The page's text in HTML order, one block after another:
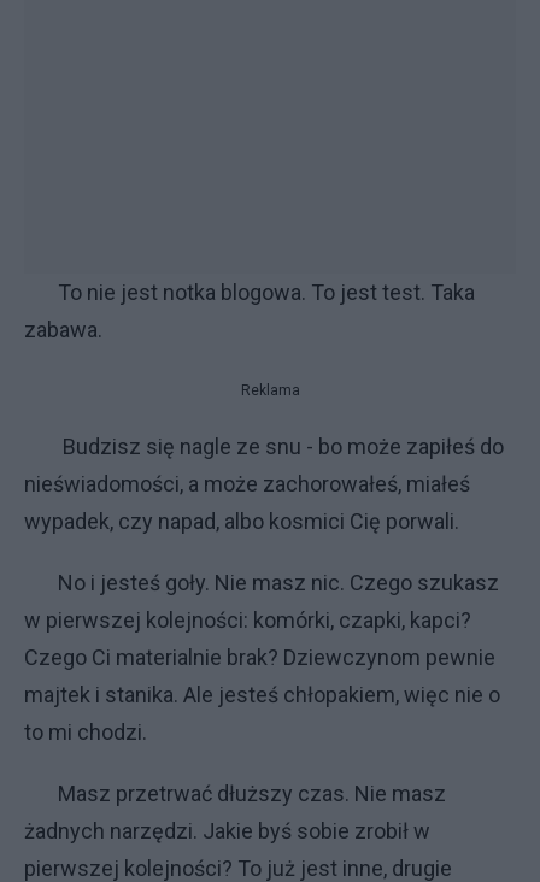
To nie jest notka blogowa. To jest test. Taka
zabawa.
Reklama
Budzisz się nagle ze snu - bo może zapiłeś do
nieświadomości, a może zachorowałeś, miałeś
wypadek, czy napad, albo kosmici Cię porwali.
No i jesteś goły. Nie masz nic. Czego szukasz
w pierwszej kolejności: komórki, czapki, kapci?
Czego Ci materialnie brak? Dziewczynom pewnie
majtek i stanika. Ale jesteś chłopakiem, więc nie o
to mi chodzi.
Masz przetrwać dłuższy czas. Nie masz
żadnych narzędzi. Jakie byś sobie zrobił w
pierwszej kolejności? To już jest inne, drugie